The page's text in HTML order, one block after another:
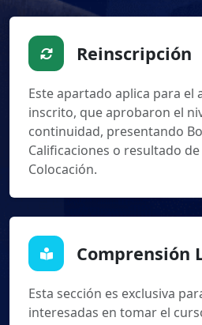
Reinscripción
Este apartado aplica para el
inscrito, que aprobaron el
continuidad, presentando
Calificaciones o resultado
Colocación.
Comprensión
Esta sección es exclusiva
interesadas en tomar el